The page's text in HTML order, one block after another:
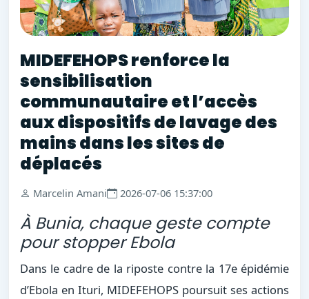
MIDEFEHOPS renforce la
sensibilisation
communautaire et l’accès
aux dispositifs de lavage des
mains dans les sites de
déplacés
Marcelin Amani 2026-07-06 15:37:00
À Bunia, chaque geste compte
pour stopper Ebola
Dans le cadre de la riposte contre la 17e épidémie
d’Ebola en Ituri, MIDEFEHOPS poursuit ses actions